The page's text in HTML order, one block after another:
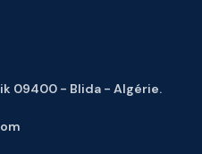
09400 - Blida - Algérie.